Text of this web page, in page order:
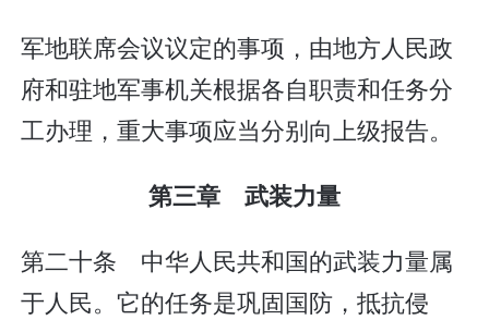
军地联席会议议定的事项，由地方人民政
府和驻地军事机关根据各自职责和任务分
工办理，重大事项应当分别向上级报告。
第三章 武装力量
第二十条 中华人民共和国的武装力量属
于人民。它的任务是巩固国防，抵抗侵